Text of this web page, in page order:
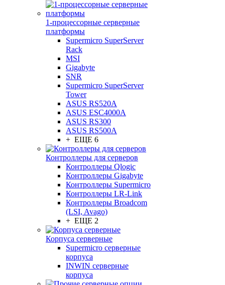
1-процессорные серверные
платформы
Supermicro SuperServer
Rack
MSI
Gigabyte
SNR
Supermicro SuperServer
Tower
ASUS RS520A
ASUS ESC4000A
ASUS RS300
ASUS RS500A
+ ЕЩЕ 6
Контроллеры для серверов
Контроллеры Qlogic
Контроллеры Gigabyte
Контроллеры Supermicro
Контроллеры LR-Link
Контроллеры Broadcom
(LSI, Avago)
+ ЕЩЕ 2
Корпуса серверные
Supermicro серверные
корпуса
INWIN серверные
корпуса